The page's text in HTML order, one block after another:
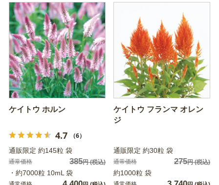
ケイトウ ホルン
4.7 （6）
通販限定 約145粒 袋
通常価格 385円(税込)
・約7000粒 10mL 袋
ケイトウ フランマ オレン
ジ
通販限定 約30粒 袋
通常価格 275円(税込)
約1000粒 袋